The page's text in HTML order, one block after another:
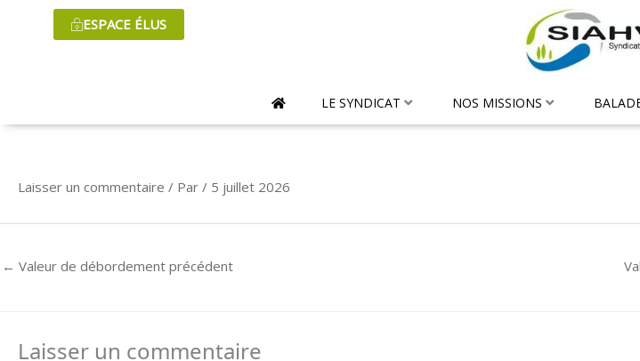
ESPACE ÉLUS
LE SYNDICAT NOS MISSIONS
Laisser un commentaire / Par / 5 juillet 2026
← Valeur de débordement précédent
Laisser un commentaire